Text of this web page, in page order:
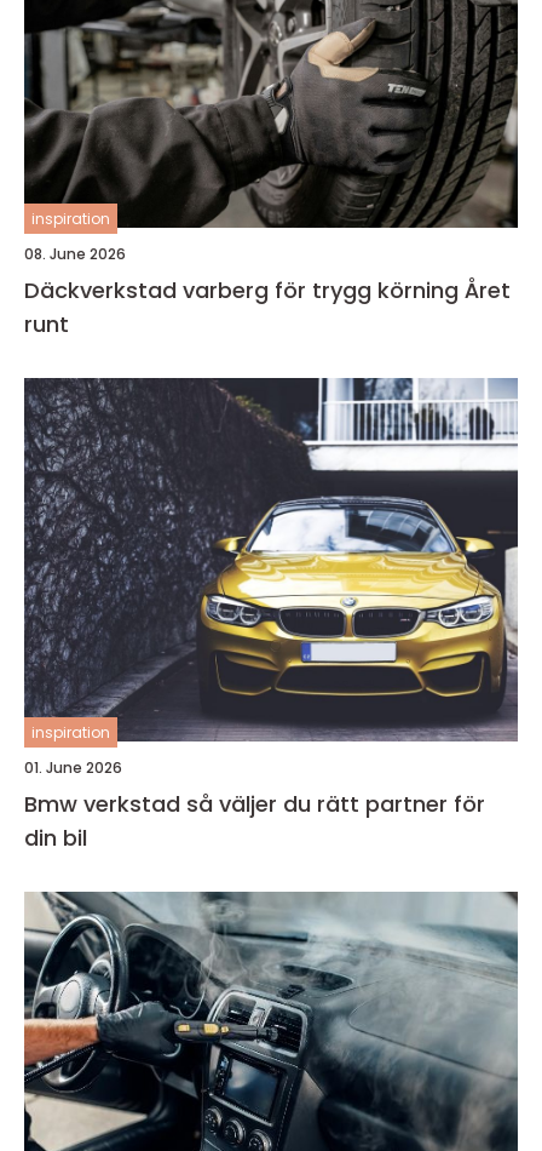
inspiration
08. June 2026
Däckverkstad varberg för trygg körning Året
runt
inspiration
01. June 2026
Bmw verkstad så väljer du rätt partner för
din bil